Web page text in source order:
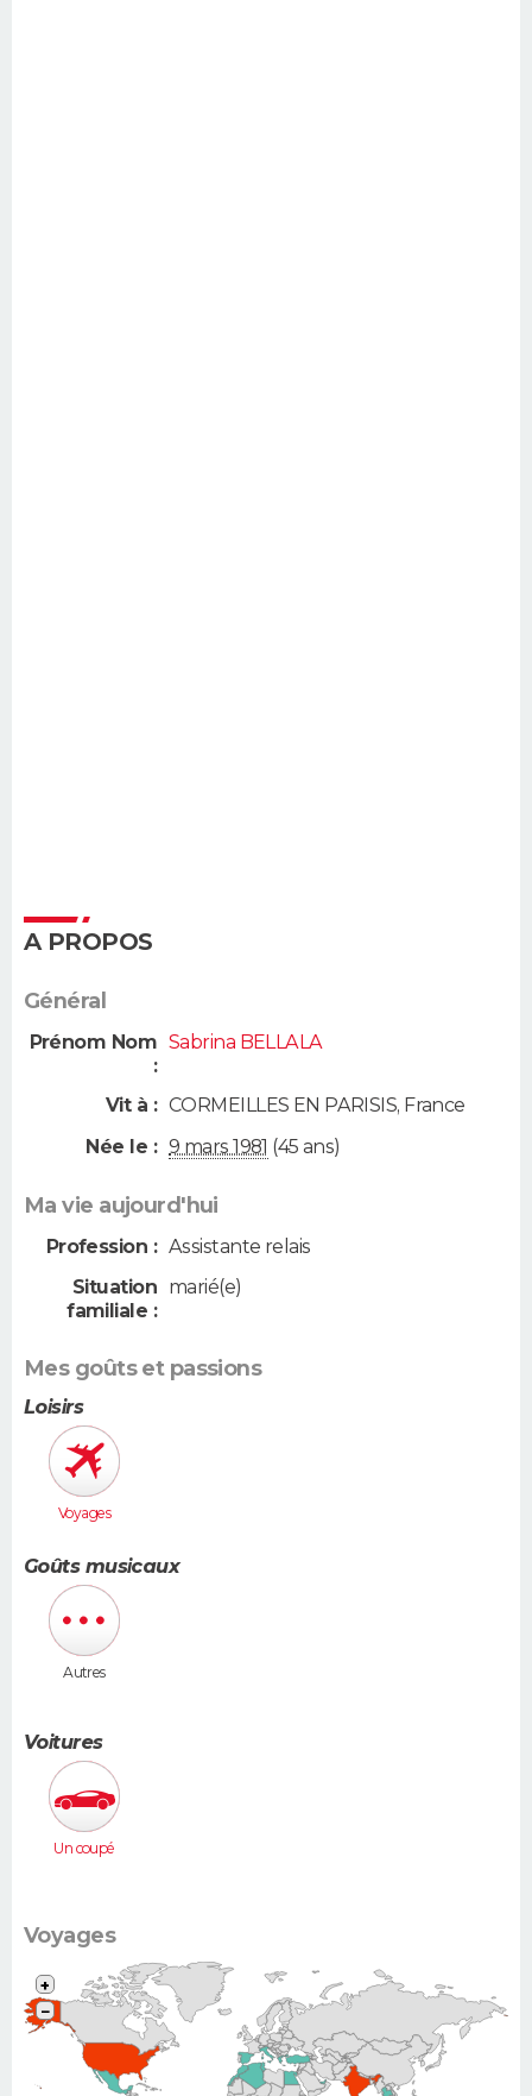
A PROPOS
Général
Prénom Nom
:
Sabrina BELLALA
Vit à : CORMEILLES EN PARISIS, France
Née le : 9 mars 1981 (45 ans)
Ma vie aujourd'hui
Profession : Assistante relais
Situation
familiale :
marié(e)
Mes goûts et passions
Loisirs
Voyages
Goûts musicaux
Autres
Voitures
Un coupé
Voyages
+
−